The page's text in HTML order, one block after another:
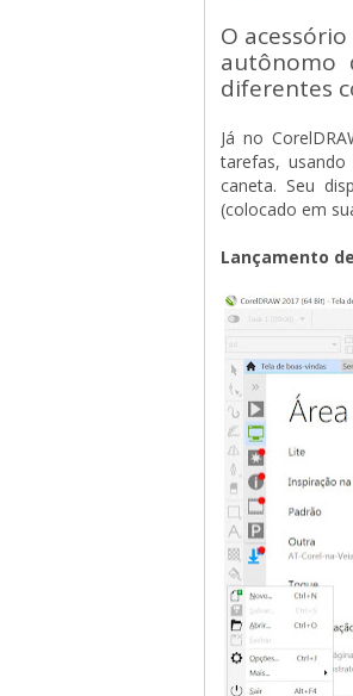
O
autônomo
diferentes
Já no
tarefas,
caneta. Seu
(colocado em
Lançamento